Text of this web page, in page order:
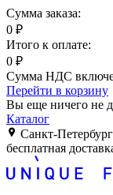
Сумма заказа:
0 ₽
Итого к оплате:
0 ₽
Сумма НДС
Перейти в корзину
Вы еще ничего не
Каталог
Санкт-Петербург
бесплатная